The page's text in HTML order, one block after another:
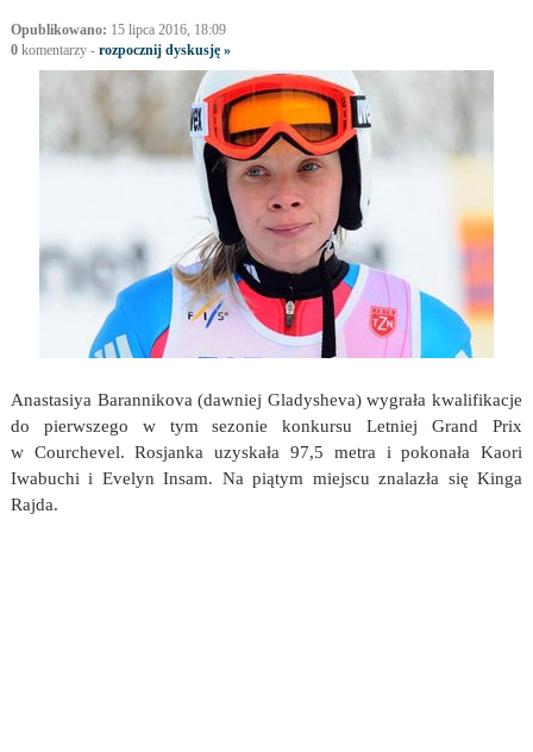
Opublikowano: 15 lipca 2016, 18:09
0komentarzy - rozpocznij dyskusję »
Anastasiya Barannikova (dawniej Gladysheva) wygrała kwalifikacje
do pierwszego w tym sezonie konkursu Letniej Grand Prix
w Courchevel. Rosjanka uzyskała 97,5 metra i pokonała Kaori
Iwabuchi i Evelyn Insam. Na piątym miejscu znalazła się Kinga
Rajda.